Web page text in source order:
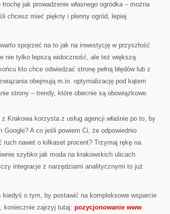
jak prowadzenie własnego ogródka – można
chcesz mieć piękny i plenny ogród, lepiej
spojrzeć na to jak na inwestycję w przyszłość
nie tylko lepszą widoczność, ale też większą
kto chce odwiedzać stronę pełną błędów lub z
obejmują m.in. optymalizację pod kątem
strony – trendy, które obecnie są obowiązkowe.
Krakowa korzysta z usług agencji właśnie po to, by
A co jeśli powiem Ci, że odpowiednio
nawet o kilkaset procent? Trzymaj rękę na
szybko jak moda na krakowskich ulicach.
integracje z narzędziami analitycznymi to już
kiedyś o tym, by postawić na kompleksowe wsparcie
koniecznie zajrzyj tutaj: pozycjonowanie www